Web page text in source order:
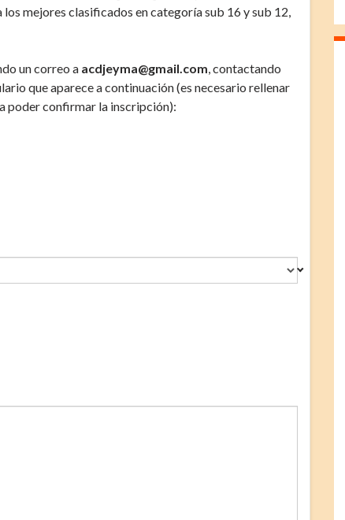
mejores clasificados en categoría sub 16 y sub 12,
un correo a acdjeyma@gmail.com , contactando
que aparece a continuación (es necesario rellenar
poder confirmar la inscripción):